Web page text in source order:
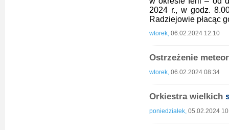
2024 r., w godz.
Radziejowie płacąc
wtorek, 06.02.2024 12:10
Ostrzeżenie
wtorek, 06.02.2024 08:34
Orkiestra wielkich
poniedziałek, 05.02.2024